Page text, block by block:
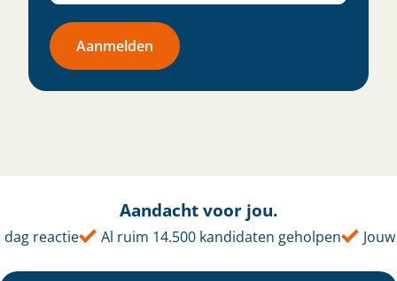
Aanmelden
Aandacht voor jou.
reactie Al ruim 14.500 kandidaten geholpen Jouw